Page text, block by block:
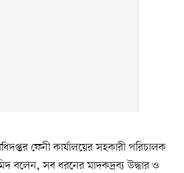
ফেনী কার্যালয়ের সহকারী পরিচালক
বলেন, সব ধরনের মাদকদ্রব্য উদ্ধার ও